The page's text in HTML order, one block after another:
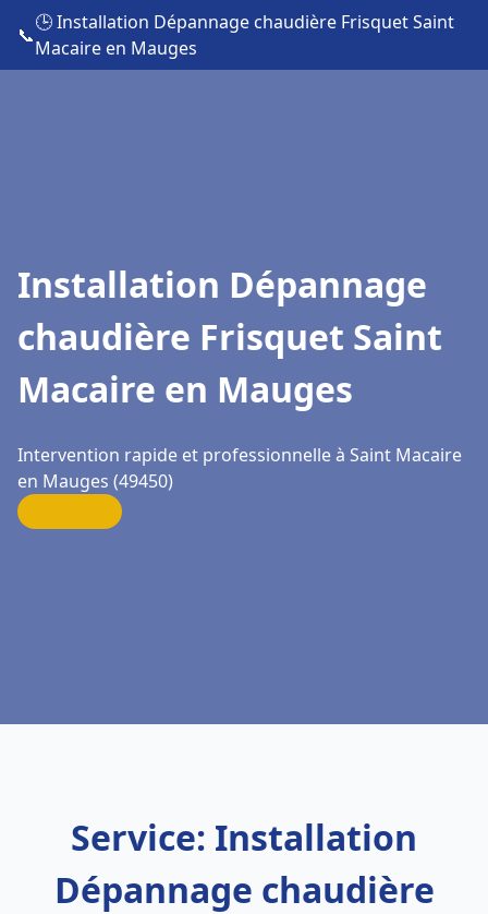
📞
🕒 Installation Dépannage chaudière Frisquet Saint
Macaire en Mauges
Installation Dépannage
chaudière Frisquet Saint
Macaire en Mauges
Intervention rapide et professionnelle à Saint Macaire
en Mauges (49450)
Service: Installation
Dépannage chaudière